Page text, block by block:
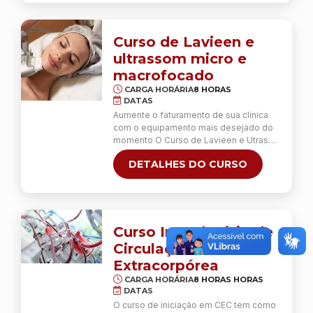
Otimize seus resultados na HOF e
entenda como isso é possível!
02 DIAS INTENSOS DIVIDIDOS ENTRE
TEORIA E PRÁTICA EM PACIENTES
Curso de Lavieen e
ultrassom micro e
macrofocado
CARGA HORÁRIA8 HORAS
DATAS
Aumente o faturamento de sua clínica
com o equipamento mais desejado do
momento O Curso de Lavieen e Utrason
Microfocado é a última palavra para
tratamento da flacidez, contorno
corporal e ancoragem muscular no
mundo. A tecnologia combina o
objetivo e área do …Continua
DETALHES DO CURSO
Curso Introdutório de
Circulação
Extracorpórea
CARGA HORÁRIA8 HORAS HORAS
DATAS
O curso de iniciação em CEC tem como